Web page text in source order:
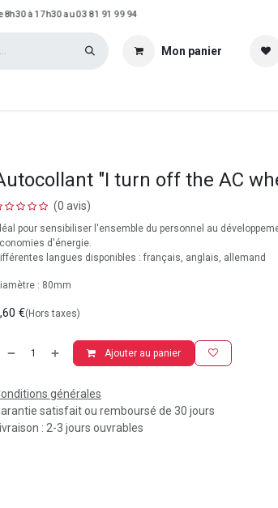
8h30 à 17h30 au 03 81 91 99 94
Mon panier
"I turn off the AC
(0 avis)
pour sensibiliser l'ensemble du personnel au
d'énergie.
langues disponibles : français, anglais, allemand
: 80mm
€(Hors taxes)
Ajouter au panier
générales
satisfait ou remboursé de 30 jours
Livraison : 2-3 jours ouvrables